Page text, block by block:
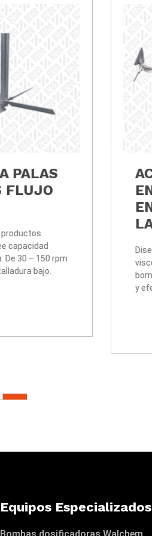
TURBINA PALAS
PLANAS FLUJO
Diseñada para productos
viscosos, posee capacidad
bombeo media. De 30 – 150 rpm
y efecto de cizalladura bajo.
Equipos Especializados